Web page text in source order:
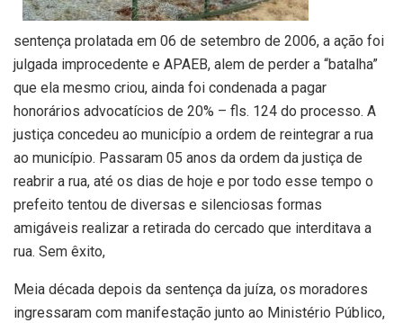
sentença prolatada em 06 de setembro de 2006, a ação foi
julgada improcedente e APAEB, alem de perder a “batalha”
que ela mesmo criou, ainda foi condenada a pagar
honorários advocatícios de 20% – fls. 124 do processo. A
justiça concedeu ao município a ordem de reintegrar a rua
ao município. Passaram 05 anos da ordem da justiça de
reabrir a rua, até os dias de hoje e por todo esse tempo o
prefeito tentou de diversas e silenciosas formas
amigáveis realizar a retirada do cercado que interditava a
rua. Sem êxito,
Meia década depois da sentença da juíza, os moradores
ingressaram com manifestação junto ao Ministério Público,